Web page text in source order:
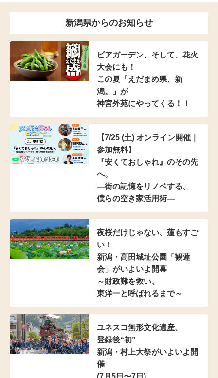
新潟県からのお知らせ
ビアガーデン、そして、花火
大会にも！
この夏「えだまめ県、新
潟。」が
神宮外苑にやってくる！！
【7/25 (土) オンライン開催｜
参加無料】
『安くておしゃれ』のその先
へ。
―街の記憶をリノベする、
僕らの空き家活用術―
夜桜だけじゃない、蓮もすご
い！
新潟・高田城址公園「観蓮
会」がいよいよ開幕
～財政難を救い、
東洋一と呼ばれるまで～
ユネスコ無形文化遺産、
登録後“初”
新潟・村上大祭がいよいよ開
催
(7月5日〜7日)